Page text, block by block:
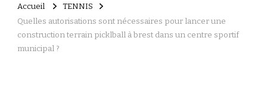
Accueil
TENNIS
Quelles autorisations sont nécessaires pour lancer une
construction terrain picklball à brest dans un centre sportif
municipal ?